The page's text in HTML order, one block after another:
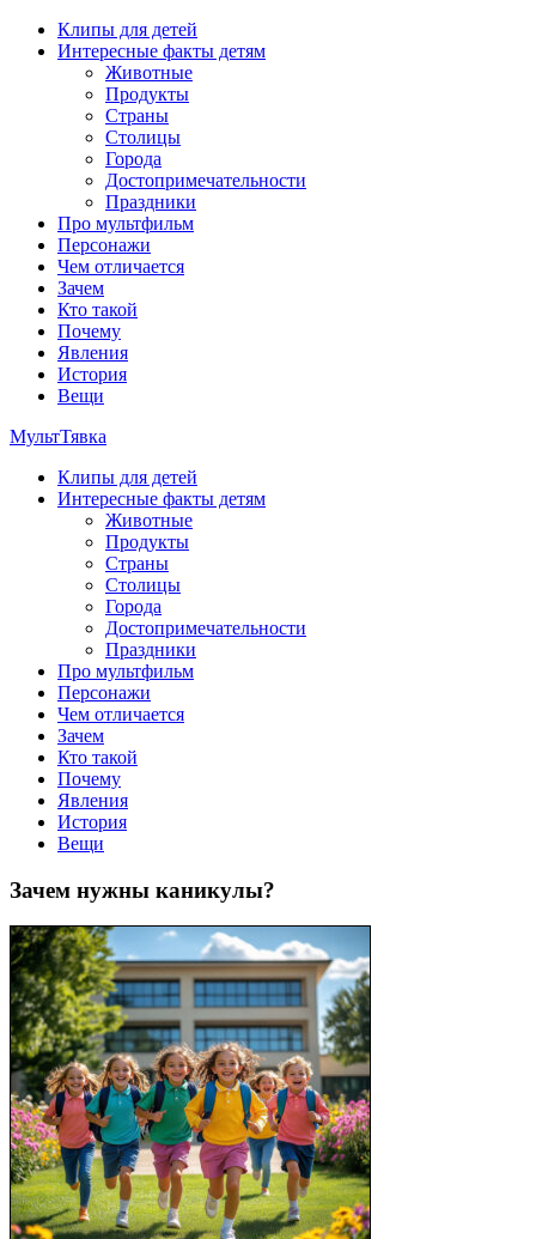
Перейти
содержимому
Клипы для детей
Интересные факты детям
Животные
Продукты
Страны
Столицы
Города
Достопримечательности
Праздники
Про мультфильм
Персонажи
Чем отличается
Зачем
Кто такой
Почему
Явления
История
Вещи
МультТявка
интересные факты про страны, столицы и города, клипы из
мультфильмов, мульт-клипы, песни из мультиков, детские
клипы, интересные факты о мультфильмах и про персонажей
мультфильмов
Клипы для детей
Интересные факты детям
Животные
Продукты
Страны
Столицы
Города
Достопримечательности
Праздники
Про мультфильм
Персонажи
Чем отличается
Зачем
Кто такой
Почему
Явления
История
Вещи
Зачем нужны каникулы?